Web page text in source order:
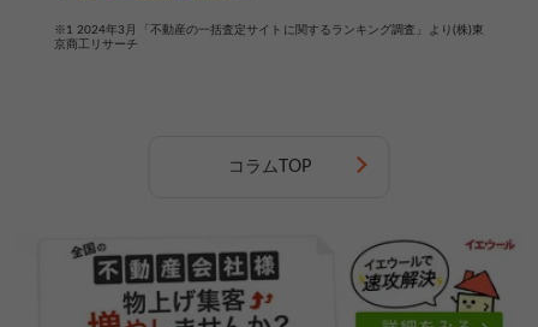
※1 2024年3月「不動産の一括査定サイトに関するランキング調査」より(株)東
京商工リサーチ
コラムTOP